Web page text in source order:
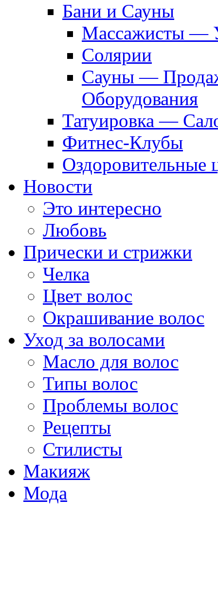
Бани и Сауны
Массажисты —
Солярии
Сауны —
Оборудования
Татуировка —
Фитнес-Клубы
Оздоровительные
Новости
Это интересно
Любовь
Прически и стрижки
Челка
Цвет волос
Окрашивание волос
Уход за волосами
Масло для волос
Типы волос
Проблемы волос
Рецепты
Стилисты
Макияж
Мода